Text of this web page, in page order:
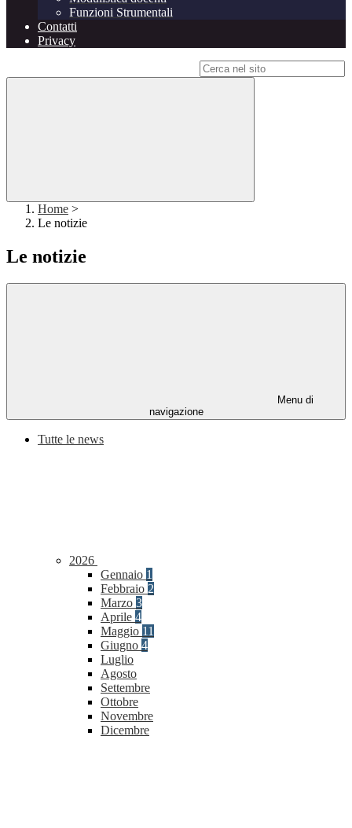
Funzioni Strumentali
Contatti
Privacy
Home >
Le notizie
Le notizie
Menu di
navigazione
Tutte le news
2026
Gennaio 1
Febbraio 2
Marzo 3
Aprile 4
Maggio 11
Giugno 4
Luglio
Agosto
Settembre
Ottobre
Novembre
Dicembre